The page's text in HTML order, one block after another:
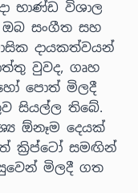
භාණ්ඩ විශාල
ඔබ සංගීත සහ
දායකත්වයන්
වුවද, ගෘහ
පොත් මිලදී
සියල්ල තිබේ.
ඕනෑම දෙයක්
ක්‍රිප්ටෝ සමඟින්
මිලදී ගත